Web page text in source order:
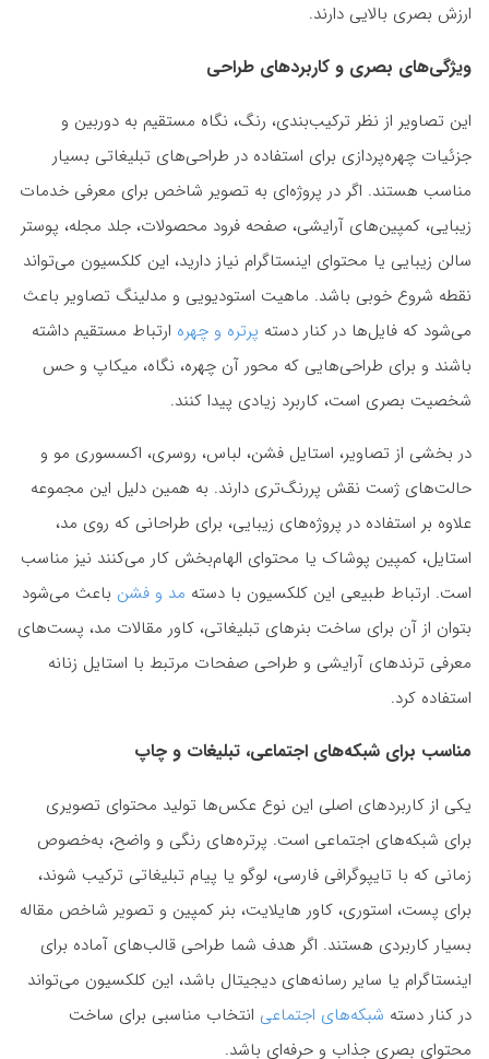
ارزش بصری بالایی دارند.
ویژگی‌های بصری و کاربردهای طراحی
این تصاویر از نظر ترکیب‌بندی، رنگ، نگاه مستقیم به دوربین و
جزئیات چهره‌پردازی برای استفاده در طراحی‌های تبلیغاتی بسیار
مناسب هستند. اگر در پروژه‌ای به تصویر شاخص برای معرفی خدمات
زیبایی، کمپین‌های آرایشی، صفحه فرود محصولات، جلد مجله، پوستر
سالن زیبایی یا محتوای اینستاگرام نیاز دارید، این کلکسیون می‌تواند
نقطه شروع خوبی باشد. ماهیت استودیویی و مدلینگ تصاویر باعث
می‌شود که فایل‌ها در کنار دسته پرتره و چهره ارتباط مستقیم داشته
باشند و برای طراحی‌هایی که محور آن چهره، نگاه، میکاپ و حس
شخصیت بصری است، کاربرد زیادی پیدا کنند.
در بخشی از تصاویر، استایل فشن، لباس، روسری، اکسسوری مو و
حالت‌های ژست نقش پررنگ‌تری دارند. به همین دلیل این مجموعه
علاوه بر استفاده در پروژه‌های زیبایی، برای طراحانی که روی مد،
استایل، کمپین پوشاک یا محتوای الهام‌بخش کار می‌کنند نیز مناسب
است. ارتباط طبیعی این کلکسیون با دسته مد و فشن باعث می‌شود
بتوان از آن برای ساخت بنرهای تبلیغاتی، کاور مقالات مد، پست‌های
معرفی ترندهای آرایشی و طراحی صفحات مرتبط با استایل زنانه
استفاده کرد.
مناسب برای شبکه‌های اجتماعی، تبلیغات و چاپ
یکی از کاربردهای اصلی این نوع عکس‌ها تولید محتوای تصویری
برای شبکه‌های اجتماعی است. پرتره‌های رنگی و واضح، به‌خصوص
زمانی که با تایپوگرافی فارسی، لوگو یا پیام تبلیغاتی ترکیب شوند،
برای پست، استوری، کاور هایلایت، بنر کمپین و تصویر شاخص مقاله
بسیار کاربردی هستند. اگر هدف شما طراحی قالب‌های آماده برای
اینستاگرام یا سایر رسانه‌های دیجیتال باشد، این کلکسیون می‌تواند
در کنار دسته شبکه‌های اجتماعی انتخاب مناسبی برای ساخت
محتوای بصری جذاب و حرفه‌ای باشد.